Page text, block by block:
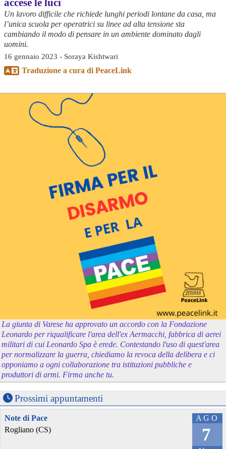
Un lavoro difficile che richiede lunghi periodi lontane da casa, ma
l’unica scuola per operatrici su linee ad alta tensione sta
cambiando il modo di pensare in un ambiente dominato dagli
uomini.
16 gennaio 2023 - Soraya Kishtwari
Traduzione a cura di PeaceLink
La giunta di Varese ha approvato un accordo con la Fondazione
Leonardo per riqualificare l'area dell'ex Aermacchi, fabbrica di aerei
militari di cui Leonardo Spa è erede. Contestando l'uso di quest'area
per normalizzare la guerra, chiediamo la revoca della delibera e ci
opponiamo a ogni collaborazione tra istituzioni pubbliche e
produttori di armi. Firma anche tu.
Prossimi appuntamenti
AGO
7
Note di Pace
Rogliano (CS)